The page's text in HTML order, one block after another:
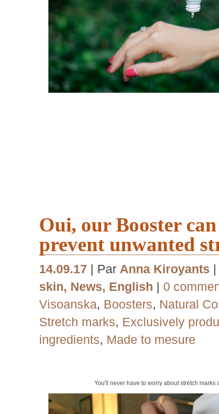
Oui, our Booster
prevent unwanted
14.09.17 | Par Anna Kiroyants
skin, News, English | 0
Visoanska, Boosters, Natural
Stretch marks, Exclusively
ingredients, Made to mesure
You'll never have to worry about stretch marks